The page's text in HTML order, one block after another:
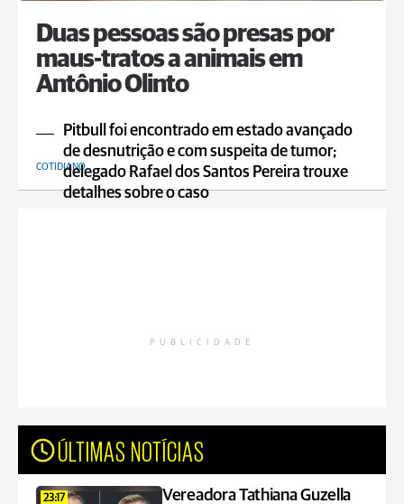
Duas pessoas são presas por
maus-tratos a animais em
Antônio Olinto
Pitbull foi encontrado em estado avançado
de desnutrição e com suspeita de tumor;
delegado Rafael dos Santos Pereira trouxe
detalhes sobre o caso
COTIDIANO
PUBLICIDADE
ÚLTIMAS NOTÍCIAS
23:17
Vereadora Tathiana Guzella